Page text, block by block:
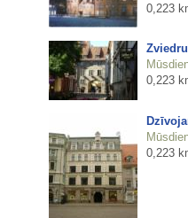
0,223
0,223
0,223